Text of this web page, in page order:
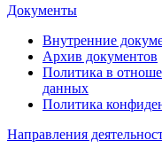
Документы
Внутренние
Архив документов
Политика в
данных
Политика
Направления